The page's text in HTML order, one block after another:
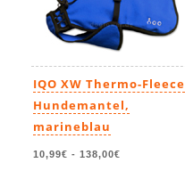
IQO XW Thermo-Fleece
Hundemantel,
marineblau
10,99€ - 138,00€